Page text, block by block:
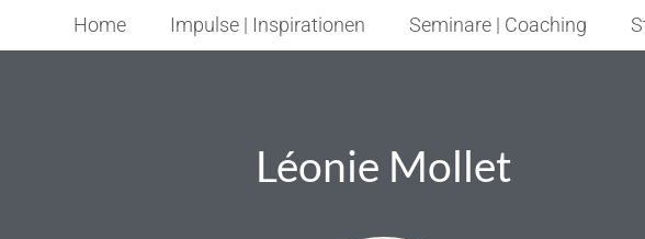
Home Impulse | Inspirationen Seminare | Coaching
Léonie Mollet